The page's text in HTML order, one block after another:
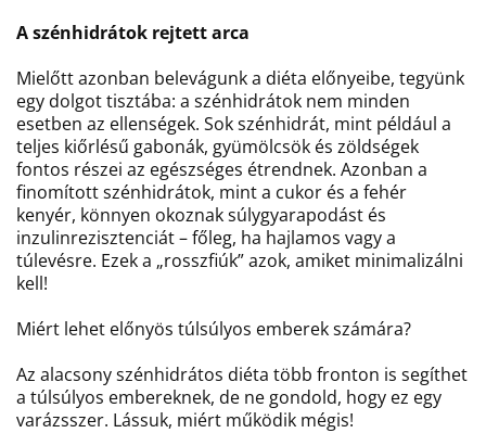
A szénhidrátok rejtett arca
Mielőtt azonban belevágunk a diéta előnyeibe, tegyünk
egy dolgot tisztába: a szénhidrátok nem minden
esetben az ellenségek. Sok szénhidrát, mint például a
teljes kiőrlésű gabonák, gyümölcsök és zöldségek
fontos részei az egészséges étrendnek. Azonban a
finomított szénhidrátok, mint a cukor és a fehér
kenyér, könnyen okoznak súlygyarapodást és
inzulinrezisztenciát – főleg, ha hajlamos vagy a
túlevésre. Ezek a „rosszfiúk” azok, amiket minimalizálni
kell!
Miért lehet előnyös túlsúlyos emberek számára?
Az alacsony szénhidrátos diéta több fronton is segíthet
a túlsúlyos embereknek, de ne gondold, hogy ez egy
varázsszer. Lássuk, miért működik mégis!